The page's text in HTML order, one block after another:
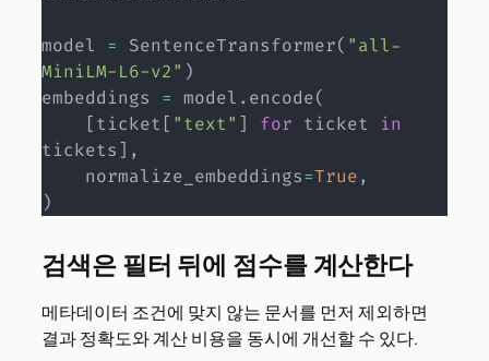
model = SentenceTransformer( "all-
MiniLM-L6-v2" )
embeddings = model . encode(
[ticket [ "text" ] for ticket in
tickets] ,
    normalize_embeddings
=True,
)
검색은 필터 뒤에 점수를 계산한다
메타데이터 조건에 맞지 않는 문서를 먼저 제외하면
결과 정확도와 계산 비용을 동시에 개선할 수 있다.